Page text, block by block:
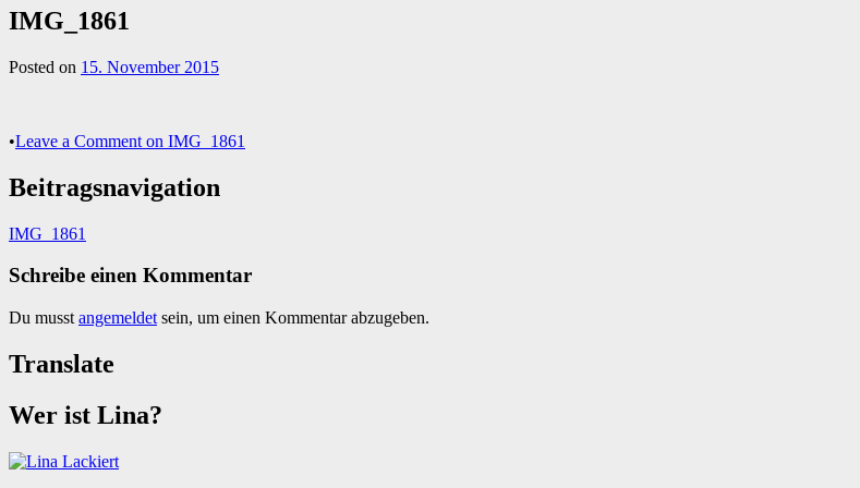
IMG_1861
Posted on 15. November 2015
•Leave a Comment on IMG_1861
Beitragsnavigation
IMG_1861
Schreibe einen Kommentar
Du musst angemeldet sein, um einen Kommentar abzugeben.
Translate
Wer ist Lina?